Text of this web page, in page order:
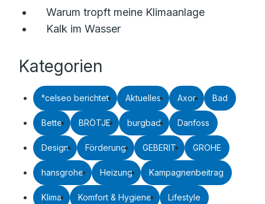
Warum tropft meine Klimaanlage
Kalk im Wasser
Kategorien
°celseo berichtet Aktuelles Axor Bad
Bette BRÖTJE burgbad Danfoss
Design Förderung GEBERIT GROHE
hansgrohe Heizung Kampagnenbeitrag
Klima Komfort & Hygiene Lifestyle